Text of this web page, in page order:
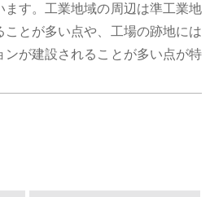
ます。工業地域の周辺は準工業地
ことが多い点や、工場の跡地には
ンが建設されることが多い点が特